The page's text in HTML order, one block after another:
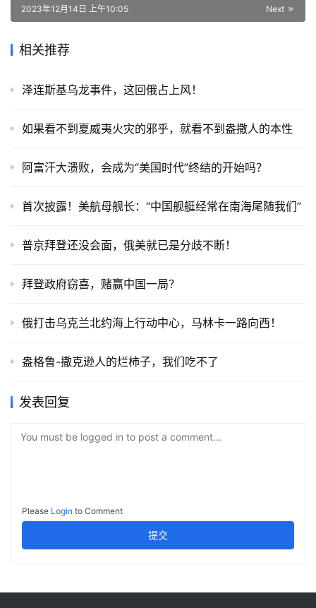
Next
2023年12月14日 上午10:05
相关推荐
泽连斯基乌龙事件，这回俄占上风！
如果看不到夏威夷火灾的邪乎，就看不到盎撒人的本性
阿富汗大溃败，会成为“美国时代”终结的开始吗？
首次披露！美航母舰长：“中国舰艇经常在南海尾随我们”
普京拜登还没会面，俄美就已是分歧不断！
拜登政府窃喜，赌赢中国一局？
俄打击乌克兰北约海上行动中心，马林卡一路向西！
盎格鲁-撒克逊人的烂柿子，我们吃不了
发表回复
You must be logged in to post a comment...
Please Login to Comment
提交